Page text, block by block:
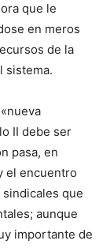
que le
en meros
de la
sistema.
II debe ser
pasa, en
el encuentro
sindicales que
aunque
importante de